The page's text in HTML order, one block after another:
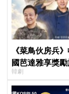
《菜鳥伙房兵
國芭達雅享獎
韓劇